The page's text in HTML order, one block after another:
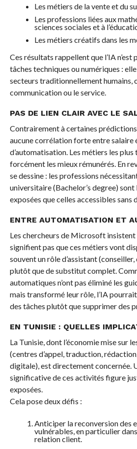
Les métiers de la vente et du
Les professions liées aux
sciences sociales et à
Les métiers créatifs dans les
Ces résultats rappellent que l’IA n’est
tâches techniques ou numériques :
secteurs traditionnellement humains,
communication ou le service.
PAS DE LIEN CLAIR AVEC LE
Contrairement à certaines
aucune corrélation forte entre salaire
d’automatisation. Les métiers les plus
forcément les mieux rémunérés. En
se dessine : les professions
universitaire (Bachelor’s degree)
exposées que celles accessibles sans
ENTRE AUTOMATISATION ET
Les chercheurs de Microsoft insistent
signifient pas que ces métiers vont
souvent un rôle d’assistant
plutôt que de substitut complet.
automatiques n’ont pas éliminé les
mais transformé leur rôle, l’IA
des tâches plutôt que supprimer des
EN TUNISIE : QUELLES
La Tunisie, dont l’économie mise sur
(centres d’appel, traduction,
digitale), est directement concernée.
significative de ces activités figure
exposées.
Cela pose deux défis :
Anticiper la reconversion des
vulnérables, en particulier
relation client.